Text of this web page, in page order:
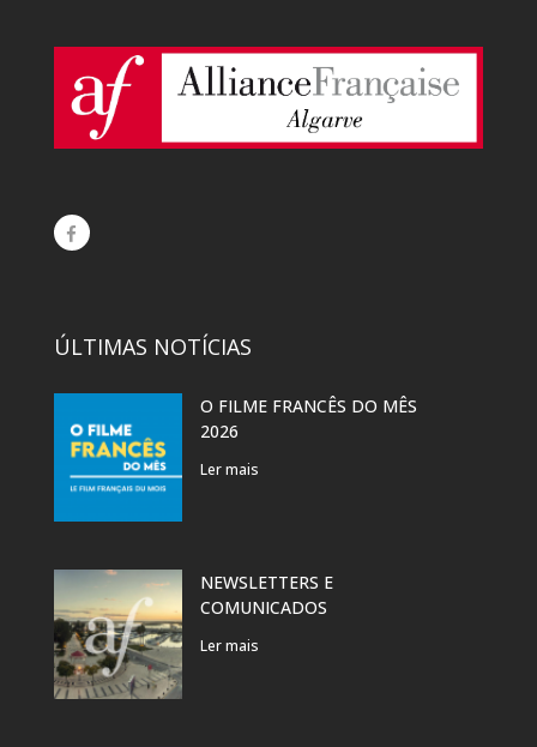
ÚLTIMAS NOTÍCIAS
O FILME FRANCÊS DO MÊS
2026
Ler mais
NEWSLETTERS E
COMUNICADOS
Ler mais